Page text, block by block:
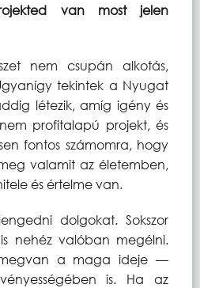
van most jelen
nem csupán alkotás,
tekintek a Nyugat
létezik, amíg igény és
profitalapú projekt, és
fontos számomra, hogy
valamit az életemben,
és értelme van.
dolgokat. Sokszor
nehéz valóban megélni.
a maga ideje —
is. Ha az